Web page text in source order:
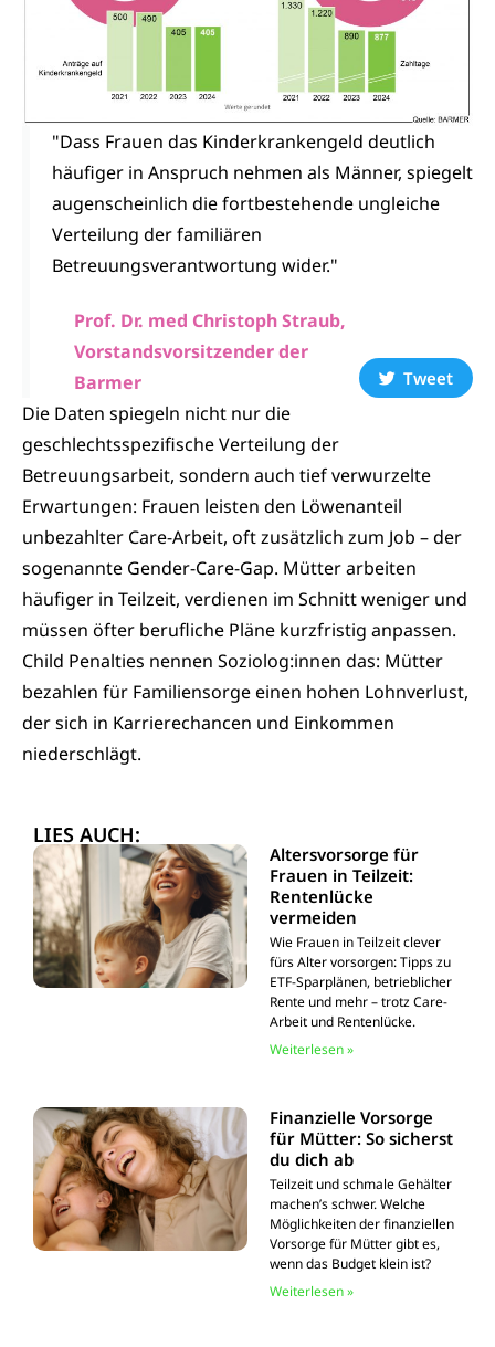
"Dass Frauen das Kinderkrankengeld deutlich
häufiger in Anspruch nehmen als Männer, spiegelt
augenscheinlich die fortbestehende ungleiche
Verteilung der familiären
Betreuungsverantwortung wider."
Prof. Dr. med Christoph Straub,
Vorstandsvorsitzender der
Barmer
Tweet
Die Daten spiegeln nicht nur die
geschlechtsspezifische Verteilung der
Betreuungsarbeit, sondern auch tief verwurzelte
Erwartungen: Frauen leisten den Löwenanteil
unbezahlter Care-Arbeit, oft zusätzlich zum Job – der
sogenannte Gender-Care-Gap. Mütter arbeiten
häufiger in Teilzeit, verdienen im Schnitt weniger und
müssen öfter berufliche Pläne kurzfristig anpassen.
Child Penalties nennen Soziolog:innen das: Mütter
bezahlen für Familiensorge einen hohen Lohnverlust,
der sich in Karrierechancen und Einkommen
niederschlägt.
LIES AUCH:
Altersvorsorge für
Frauen in Teilzeit:
Rentenlücke
vermeiden
Wie Frauen in Teilzeit clever
fürs Alter vorsorgen: Tipps zu
ETF-Sparplänen, betrieblicher
Rente und mehr – trotz Care-
Arbeit und Rentenlücke.
Weiterlesen »
Finanzielle Vorsorge
für Mütter: So sicherst
du dich ab
Teilzeit und schmale Gehälter
machen’s schwer. Welche
Möglichkeiten der finanziellen
Vorsorge für Mütter gibt es,
wenn das Budget klein ist?
Weiterlesen »